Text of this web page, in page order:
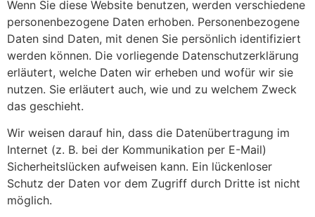
Wenn Sie diese Website benutzen, werden verschiedene
personenbezogene Daten erhoben. Personenbezogene
Daten sind Daten, mit denen Sie persönlich identifiziert
werden können. Die vorliegende Datenschutzerklärung
erläutert, welche Daten wir erheben und wofür wir sie
nutzen. Sie erläutert auch, wie und zu welchem Zweck
das geschieht.
Wir weisen darauf hin, dass die Datenübertragung im
Internet (z. B. bei der Kommunikation per E-Mail)
Sicherheitslücken aufweisen kann. Ein lückenloser
Schutz der Daten vor dem Zugriff durch Dritte ist nicht
möglich.